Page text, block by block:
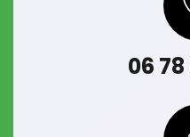
06 78